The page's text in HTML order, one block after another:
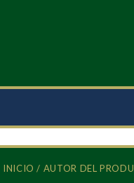
INICIO / AUTOR DEL